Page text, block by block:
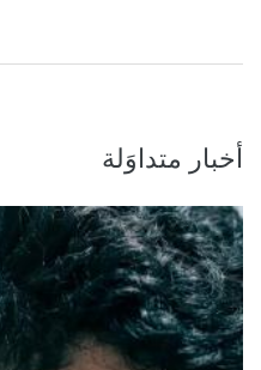
أخبار متداوَلة